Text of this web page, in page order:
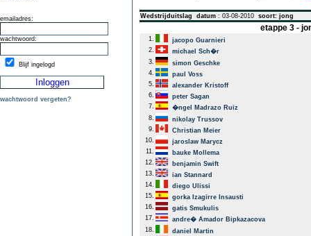
emailadres:
wachtwoord:
Blijf ingelogd
wachtwoord vergeten?
Wedstrijduitslag datum : 03-08-2010 soort: jong
etappe 3 -
1.
jacopo Guarnieri
2.
michael Sch�r
3.
simon Geschke
4.
paul Voss
5.
alexander Kristoff
6.
peter Sagan
7.
�ngel Madrazo Ruiz
8.
nikolay Trussov
9.
Christian Meier
10.
jaroslaw Marycz
11.
bauke Mollema
12.
benjamin Swift
13.
ian Stannard
14.
diego Ulissi
15.
gorka Izagirre Insausti
16.
gatis Smukulis
17.
andre� Amador Bipkazacova
18.
daniel Martin